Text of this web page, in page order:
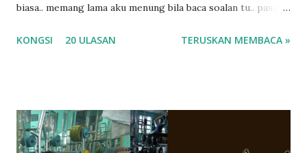
biasa.. memang lama aku menung bila baca soalan tu.. pasal
ko.. masa tu aku baru je ada anak sorang dan aku hentam je
tanya sapa-sapa pun masa tu.. bila fikir-fikirkan balik terasa
jugak masa alahai teruknya kami sebagai ibubapa.. dan kami
KONGSI 20 ULASAN TERUSKAN MEMBACA »